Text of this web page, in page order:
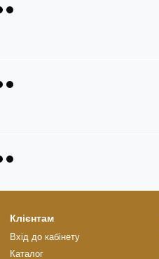
Клієнтам
Вхід до кабінету
Каталог